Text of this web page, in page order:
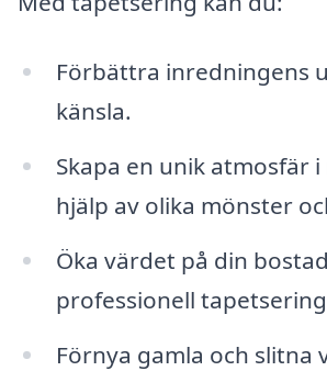
Förbättra inredningens
känsla.
Skapa en unik atmosfär
hjälp av olika mönster
Öka värdet på din
professionell
Förnya gamla och slitna